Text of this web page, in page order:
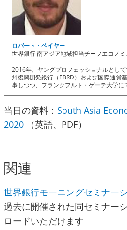
ロバート・ベイヤー
世界銀行 南アジア地域担当チーフエコノ
2016年、ヤングプロフェッショナルとし
州復興開発銀行（EBRD）および国際通貨
事しつつ、フランクフルト・ゲーテ大学に
当日の資料： South Asia
2020 （英語、PDF）
関連
世界銀行モーニングセミナー
過去に開催された同セミナー
ロードいただけます